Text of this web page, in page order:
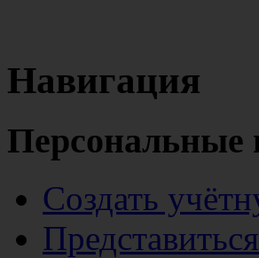
Навигация
Персональные
Создать